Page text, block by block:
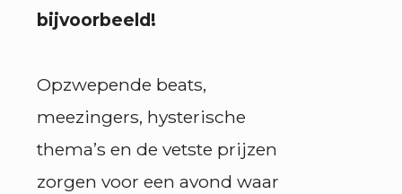
bijvoorbeeld!
Opzwepende beats,
meezingers, hysterische
thema’s en de vetste prijzen
zorgen voor een avond waar